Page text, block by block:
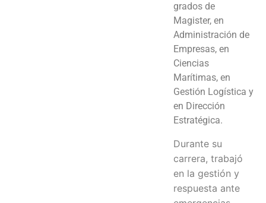
grados de
Magister, en
Administración de
Empresas, en
Ciencias
Marítimas, en
Gestión Logística y
en Dirección
Estratégica.
Durante su
carrera, trabajó
en la gestión y
respuesta ante